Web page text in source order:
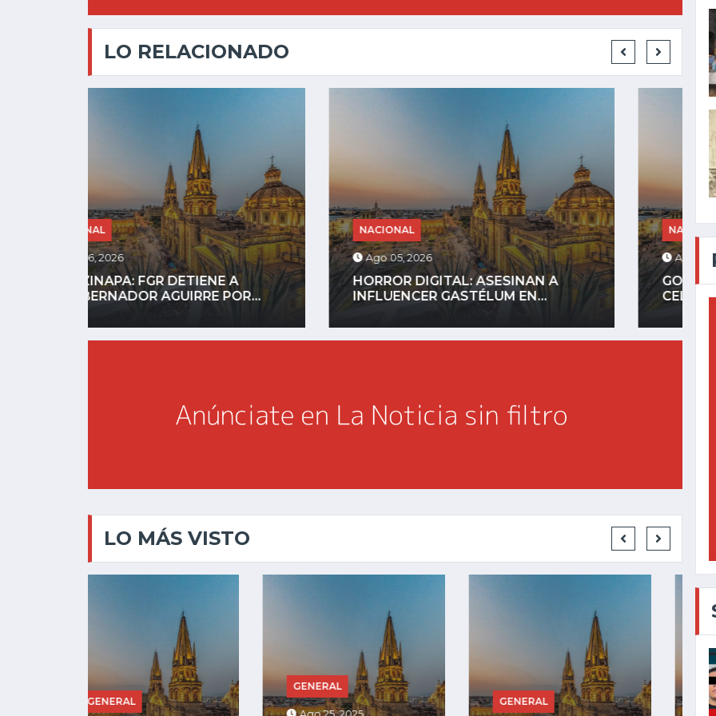
LO RELACIONADO
NACIONAL
Ago 05, 2026
HORROR DIGITAL: ASESINAN A
INFLUENCER GASTÉLUM EN...
NACIONAL
Ago 04, 2026
GOBIERNO DEFINIRÁ REGLAS PARA
CELULARES
LO MÁS VISTO
GENERAL
GENERAL
GENERAL